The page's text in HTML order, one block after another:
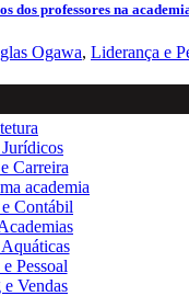
dos professores na
Ogawa, Liderança e
Carreira
academia
Contábil
Pessoal
Vendas